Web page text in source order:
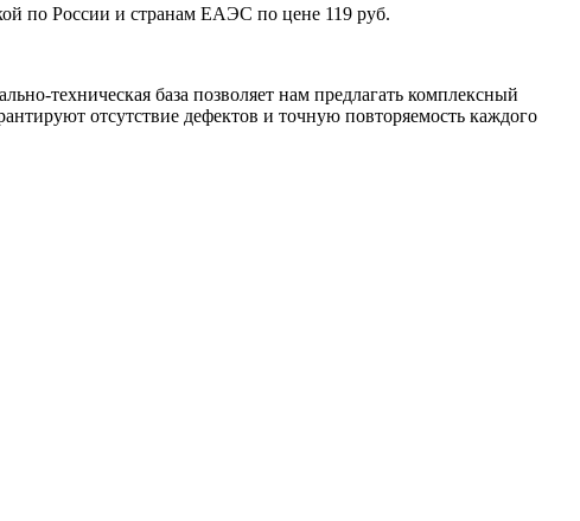
по России и странам ЕАЭС по цене 119 руб.
техническая база позволяет нам предлагать комплексный
отсутствие дефектов и точную повторяемость каждого